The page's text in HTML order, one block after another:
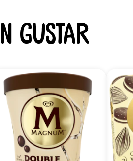
gustar